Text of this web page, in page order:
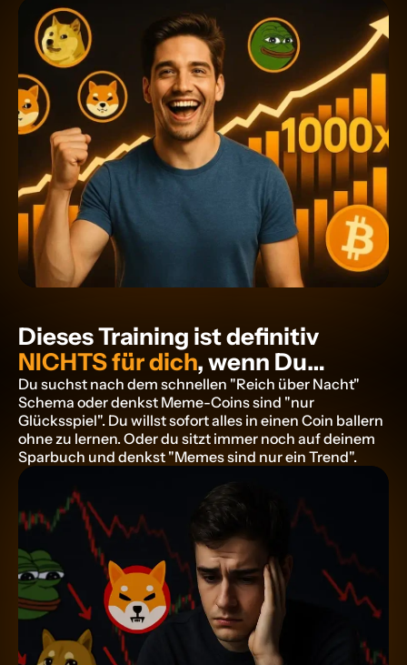
NICHTS für dich, wenn Du…
Du suchst nach dem schnellen "Reich über Nacht"
Schema oder denkst Meme-Coins sind "nur
Glücksspiel". Du willst sofort alles in einen Coin ballern
ohne zu lernen. Oder du sitzt immer noch auf deinem
Sparbuch und denkst "Memes sind nur ein Trend".